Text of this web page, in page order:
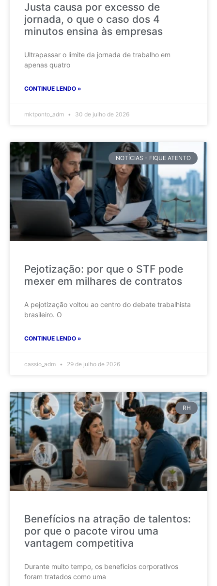
Justa causa por excesso de
jornada, o que o caso dos 4
minutos ensina às empresas
Ultrapassar o limite da jornada de trabalho em
apenas quatro
CONTINUE LENDO »
mktponto_adm 30 de julho de 2026
NOTÍCIAS - FIQUE ATENTO
Pejotização: por que o STF pode
mexer em milhares de contratos
A pejotização voltou ao centro do debate trabalhista
brasileiro. O
CONTINUE LENDO »
cassio_adm 29 de julho de 2026
RH
Benefícios na atração de talentos:
por que o pacote virou uma
vantagem competitiva
Durante muito tempo, os benefícios corporativos
foram tratados como uma